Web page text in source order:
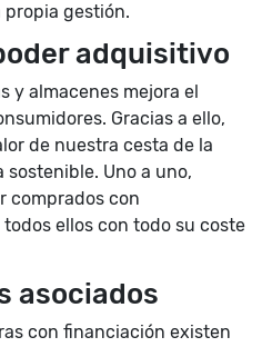
propia gestión.
adquisitivo
y almacenes mejora el
Gracias a ello,
de nuestra cesta de la
Uno a uno,
comprados con
ellos con todo su coste
asociados
con financiación existen